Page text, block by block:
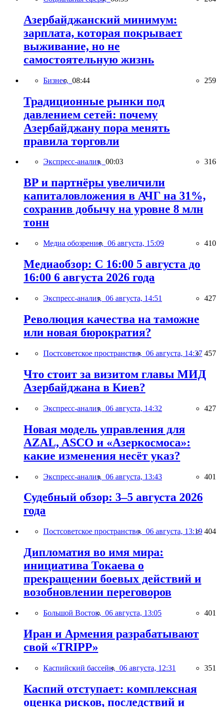
Азербайджанский минимум:
зарплата, которая покрывает
выживание, но не
самостоятельную жизнь
Бизнес, 08:44 259
Традиционные рынки под
давлением сетей: почему
Азербайджану пора менять
правила торговли
Экспресс-анализ, 00:03 316
BP и партнёры увеличили
капиталовложения в АЧГ на 31%,
сохранив добычу на уровне 8 млн
тонн
Медиа обозрение, 06 августа, 15:09 410
Медиаобзор: С 16:00 5 августа до
16:00 6 августа 2026 года
Экспресс-анализ, 06 августа, 14:51 427
Революция качества на таможне
или новая бюрократия?
Постсоветское пространство, 06 августа, 14:37 457
Что стоит за визитом главы МИД
Азербайджана в Киев?
Экспресс-анализ, 06 августа, 14:32 427
Новая модель управления для
AZAL, ASCO и «Азеркосмоса»:
какие изменения несёт указ?
Экспресс-анализ, 06 августа, 13:43 401
Судебный обзор: 3–5 августа 2026
года
Постсоветское пространство, 06 августа, 13:19 404
Дипломатия во имя мира:
инициатива Токаева о
прекращении боевых действий и
возобновлении переговоров
Большой Восток, 06 августа, 13:05 401
Иран и Армения разрабатывают
свой «TRIPP»
Каспийский бассейн, 06 августа, 12:31 351
Каспий отступает: комплексная
оценка рисков, последствий и